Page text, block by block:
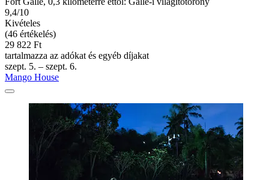
9,4/10
Kivételes
(46 értékelés)
29 822 Ft
tartalmazza az adókat és egyéb díjakat
szept. 5. – szept. 6.
Mango House